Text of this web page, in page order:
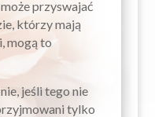
przyswajać
którzy mają
mogą to
jeśli tego nie
tylko